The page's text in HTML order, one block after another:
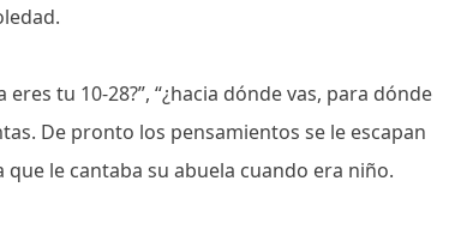
tu 10-28?”, “¿hacia dónde vas, para dónde
De pronto los pensamientos se le escapan
le cantaba su abuela cuando era niño.